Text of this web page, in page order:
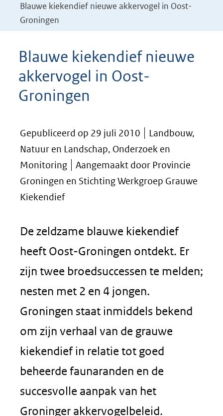
Blauwe kiekendief nieuwe akkervogel in Oost-
Groningen
Blauwe kiekendief nieuwe
akkervogel in Oost-
Groningen
Gepubliceerd op 29 juli 2010
Landbouw,
Natuur en Landschap, Onderzoek en
Monitoring
Aangemaakt door Provincie
Groningen en Stichting Werkgroep Grauwe
Kiekendief
De zeldzame blauwe kiekendief
heeft Oost-Groningen ontdekt. Er
zijn twee broedsuccessen te melden;
nesten met 2 en 4 jongen.
Groningen staat inmiddels bekend
om zijn verhaal van de grauwe
kiekendief in relatie tot goed
beheerde faunaranden en de
succesvolle aanpak van het
Groninger akkervogelbeleid.